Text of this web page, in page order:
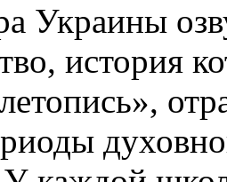
Украины
история